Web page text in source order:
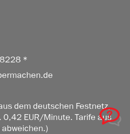
*
dem deutschen Festnetz,
EUR/Minute. Tarife aus